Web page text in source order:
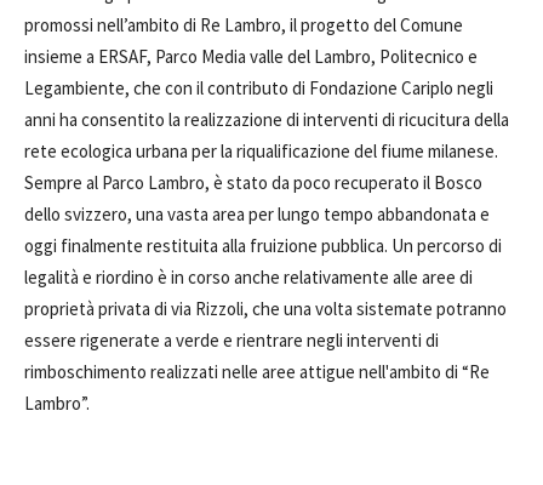
promossi nell’ambito di Re Lambro, il progetto del Comune
insieme a ERSAF, Parco Media valle del Lambro, Politecnico e
Legambiente, che con il contributo di Fondazione Cariplo negli
anni ha consentito la realizzazione di interventi di ricucitura della
rete ecologica urbana per la riqualificazione del fiume milanese.
Sempre al Parco Lambro, è stato da poco recuperato il Bosco
dello svizzero, una vasta area per lungo tempo abbandonata e
oggi finalmente restituita alla fruizione pubblica. Un percorso di
legalità e riordino è in corso anche relativamente alle aree di
proprietà privata di via Rizzoli, che una volta sistemate potranno
essere rigenerate a verde e rientrare negli interventi di
rimboschimento realizzati nelle aree attigue nell'ambito di “Re
Lambro”.